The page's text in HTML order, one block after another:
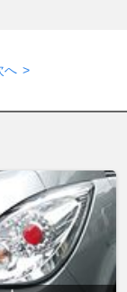
へ >